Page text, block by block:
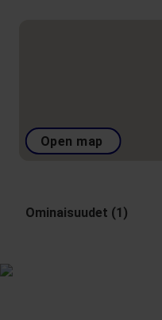
Open map
Ominaisuudet (1)